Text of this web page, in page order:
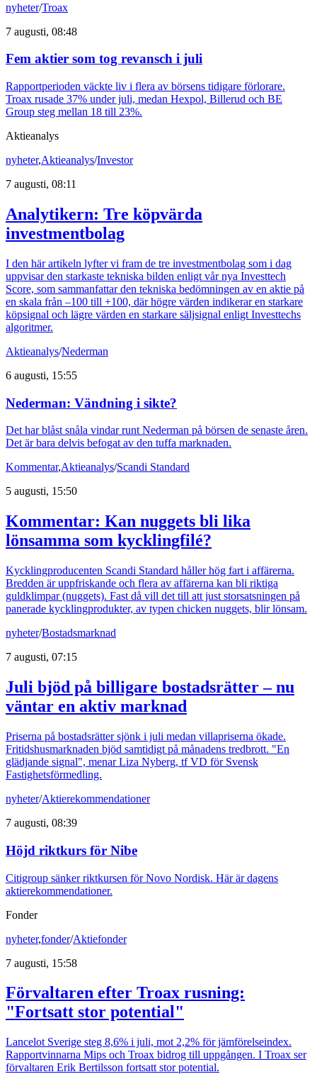
nyheter/Troax
7 augusti, 08:48
Fem aktier som tog revansch i juli
Rapportperioden väckte liv i flera av börsens tidigare förlorare.
Troax rusade 37% under juli, medan Hexpol, Billerud och BE
Group steg mellan 18 till 23%.
Aktieanalys
nyheter,Aktieanalys/Investor
7 augusti, 08:11
Analytikern: Tre köpvärda
investmentbolag
I den här artikeln lyfter vi fram de tre investmentbolag som i dag
uppvisar den starkaste tekniska bilden enligt vår nya Investtech
Score, som sammanfattar den tekniska bedömningen av en aktie på
en skala från –100 till +100, där högre värden indikerar en starkare
köpsignal och lägre värden en starkare säljsignal enligt Investtechs
algoritmer.
Aktieanalys/Nederman
6 augusti, 15:55
Nederman: Vändning i sikte?
Det har blåst snåla vindar runt Nederman på börsen de senaste åren.
Det är bara delvis befogat av den tuffa marknaden.
Kommentar,Aktieanalys/Scandi Standard
5 augusti, 15:50
Kommentar: Kan nuggets bli lika
lönsamma som kycklingfilé?
Kycklingproducenten Scandi Standard håller hög fart i affärerna.
Bredden är uppfriskande och flera av affärerna kan bli riktiga
guldklimpar (nuggets). Fast då vill det till att just storsatsningen på
panerade kycklingprodukter, av typen chicken nuggets, blir lönsam.
nyheter/Bostadsmarknad
7 augusti, 07:15
Juli bjöd på billigare bostadsrätter – nu
väntar en aktiv marknad
Priserna på bostadsrätter sjönk i juli medan villapriserna ökade.
Fritidshusmarknaden bjöd samtidigt på månadens tredbrott. "En
glädjande signal", menar Liza Nyberg, tf VD för Svensk
Fastighetsförmedling.
nyheter/Aktierekommendationer
7 augusti, 08:39
Höjd riktkurs för Nibe
Citigroup sänker riktkursen för Novo Nordisk. Här är dagens
aktierekommendationer.
Fonder
nyheter,fonder/Aktiefonder
7 augusti, 15:58
Förvaltaren efter Troax rusning:
"Fortsatt stor potential"
Lancelot Sverige steg 8,6% i juli, mot 2,2% för jämförelseindex.
Rapportvinnarna Mips och Troax bidrog till uppgången. I Troax ser
förvaltaren Erik Bertilsson fortsatt stor potential.